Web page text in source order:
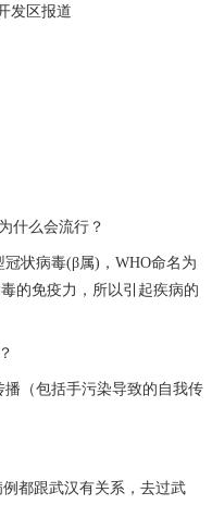
发区报道
什么会流行？
冠状病毒(β属) ， WHO命名为
的免疫力，所以引起疾病的
（包括手污染导致的自我传
都跟武汉有关系，去过武